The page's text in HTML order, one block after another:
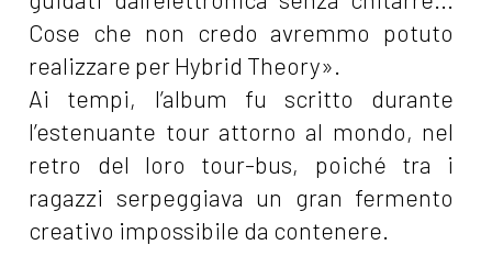
Cose che non credo avremmo potuto
realizzare per Hybrid Theory».
Ai tempi, l’album fu scritto durante
l’estenuante tour attorno al mondo, nel
retro del loro tour-bus, poiché tra i
ragazzi serpeggiava un gran fermento
creativo impossibile da contenere.